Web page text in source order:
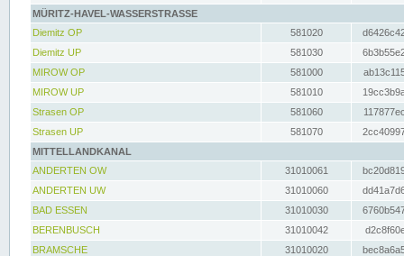
MÜRITZ-HAVEL-WASSERSTRASSE
Diemitz OP
581020
Diemitz UP
581030
MIROW OP
581000
MIROW UP
581010
Strasen OP
581060
Strasen UP
581070
MITTELLANDKANAL
ANDERTEN OW
31010061
ANDERTEN UW
31010060
BAD ESSEN
31010030
BERENBUSCH
31010042
BRAMSCHE
31010020